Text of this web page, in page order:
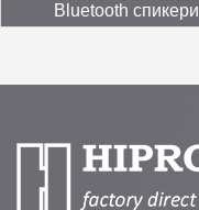
Bluetooth спикери